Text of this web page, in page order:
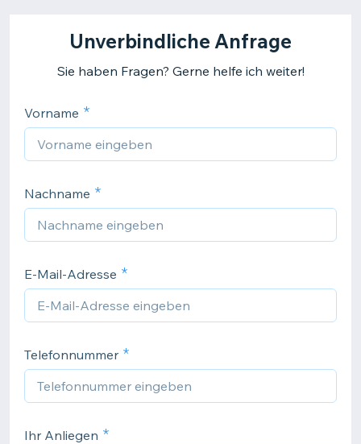
Unverbindliche Anfrage
Sie haben Fragen? Gerne helfe ich weiter!
Vorname
Nachname
E-Mail-Adresse
Telefonnummer
Ihr Anliegen